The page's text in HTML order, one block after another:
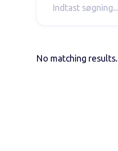
No matching results.